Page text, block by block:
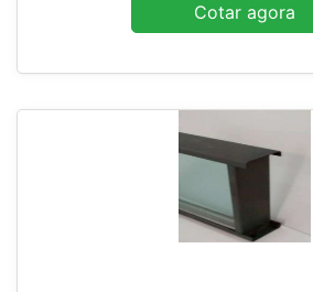
Cotar agora